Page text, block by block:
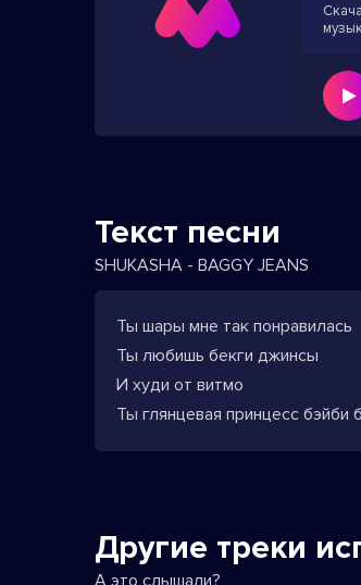
Текст песни
SHUKASHA - BAGGY JEANS
Ты шары мне так понравилась
Ты любишь бекги джинсы
И худи от витмо
Ты глянцевая принцесс бэйби
Другие треки
А это слышали?